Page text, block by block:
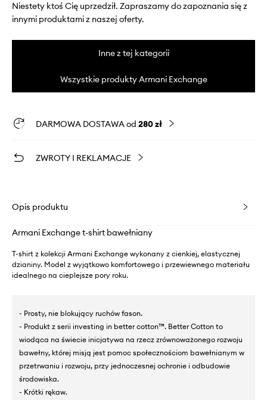
Niestety ktoś Cię uprzedził. Zapraszamy do zapoznania się z
innymi produktami z naszej oferty.
Inne z tej kategorii
Wszystkie produkty Armani Exchange
DARMOWA DOSTAWA od 280 zł
ZWROTY I REKLAMACJE
Opis produktu
Armani Exchange t-shirt bawełniany
T-shirt z kolekcji Armani Exchange wykonany z cienkiej, elastycznej
dzianiny. Model z wyjątkowo komfortowego i przewiewnego materiału
idealnego na cieplejsze pory roku.
- Prosty, nie blokujący ruchów fason.
- Produkt z serii investing in better cotton™. Better Cotton to
wiodąca na świecie inicjatywa na rzecz zrównoważonego rozwoju
bawełny, której misją jest pomoc społecznościom bawełnianym w
przetrwaniu i rozwoju, przy jednoczesnej ochronie i odbudowie
środowiska.
- Krótki rękaw.